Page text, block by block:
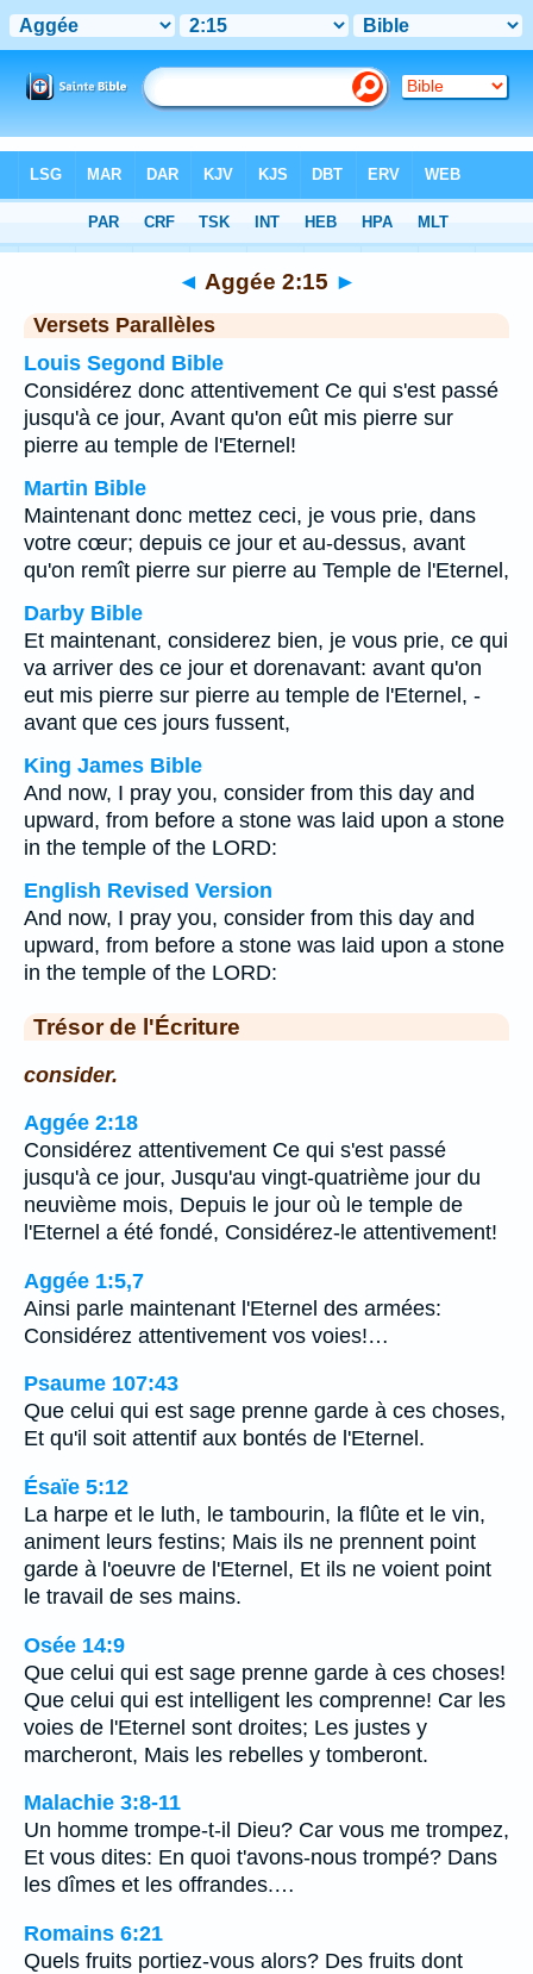
Chapitre 2> Verset 15
◄ Aggée 2:15 ►
Versets Parallèles
Louis Segond Bible
Considérez donc attentivement Ce qui s'est passé
jusqu'à ce jour, Avant qu'on eût mis pierre sur
pierre au temple de l'Eternel!
Martin Bible
Maintenant donc mettez ceci, je vous prie, dans
votre cœur; depuis ce jour et au-dessus, avant
qu'on remît pierre sur pierre au Temple de l'Eternel,
Darby Bible
Et maintenant, considerez bien, je vous prie, ce qui
va arriver des ce jour et dorenavant: avant qu'on
eut mis pierre sur pierre au temple de l'Eternel, -
avant que ces jours fussent,
King James Bible
And now, I pray you, consider from this day and
upward, from before a stone was laid upon a stone
in the temple of the LORD:
English Revised Version
And now, I pray you, consider from this day and
upward, from before a stone was laid upon a stone
in the temple of the LORD:
Trésor de l'Écriture
consider.
Aggée 2:18
Considérez attentivement Ce qui s'est passé
jusqu'à ce jour, Jusqu'au vingt-quatrième jour du
neuvième mois, Depuis le jour où le temple de
l'Eternel a été fondé, Considérez-le attentivement!
Aggée 1:5,7
Ainsi parle maintenant l'Eternel des armées:
Considérez attentivement vos voies!…
Psaume 107:43
Que celui qui est sage prenne garde à ces choses,
Et qu'il soit attentif aux bontés de l'Eternel.
Ésaïe 5:12
La harpe et le luth, le tambourin, la flûte et le vin,
animent leurs festins; Mais ils ne prennent point
garde à l'oeuvre de l'Eternel, Et ils ne voient point
le travail de ses mains.
Osée 14:9
Que celui qui est sage prenne garde à ces choses!
Que celui qui est intelligent les comprenne! Car les
voies de l'Eternel sont droites; Les justes y
marcheront, Mais les rebelles y tomberont.
Malachie 3:8-11
Un homme trompe-t-il Dieu? Car vous me trompez,
Et vous dites: En quoi t'avons-nous trompé? Dans
les dîmes et les offrandes.…
Romains 6:21
Quels fruits portiez-vous alors? Des fruits dont